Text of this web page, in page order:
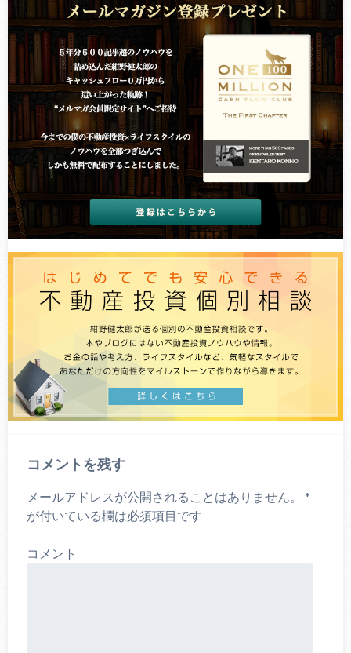
コメントを残す
メールアドレスが公開されることはありません。
*
が付いている欄は必須項目です
コメント